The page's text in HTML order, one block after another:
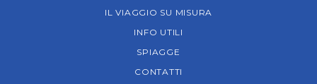
IL VIAGGIO SU MISURA
INFO UTILI
SPIAGGE
CONTATTI